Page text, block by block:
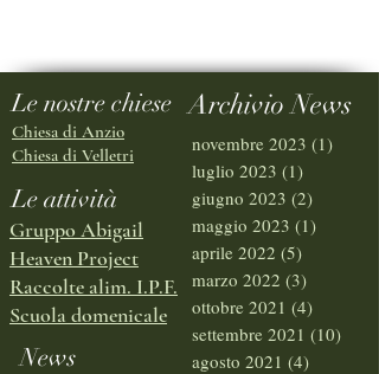
Le nostre chiese
Chiesa di Anzio
Chiesa di Velletri
Le attività
Archivio News
Gruppo Abigail
Heaven Project
Raccolte alim. I.P.F.
Scuola domenicale
News
novembre 2023 (1)
luglio 2023 (1)
giugno 2023 (2)
maggio 2023 (1)
aprile 2022 (5)
marzo 2022 (3)
ottobre 2021 (4)
settembre 2021 (10)
agosto 2021 (4)